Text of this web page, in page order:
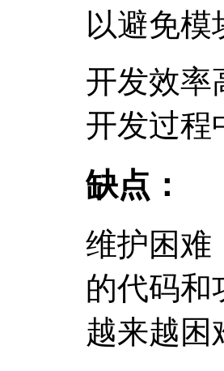
以避免模
开发效率
开发过程
缺点：
维护困难
的代码和
越来越困